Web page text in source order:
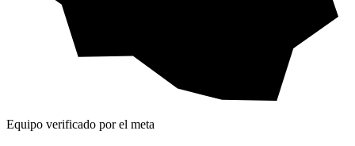
Equipo verificado por el meta